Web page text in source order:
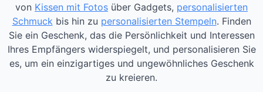
von Kissen mit Fotos über Gadgets, personalisierten
Schmuckbis hin zu personalisierten Stempeln. Finden
Sie ein Geschenk, das die Persönlichkeit und Interessen
Ihres Empfängers widerspiegelt, und personalisieren Sie
es, um ein einzigartiges und ungewöhnliches Geschenk
zu kreieren.